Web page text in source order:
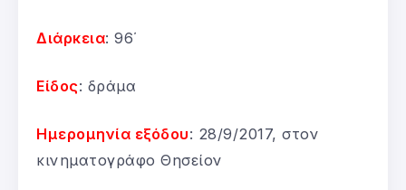
Διάρκεια: 96΄
Είδος: δράμα
Ημερομηνία εξόδου: 28/9/2017, στον
κινηματογράφο Θησείον